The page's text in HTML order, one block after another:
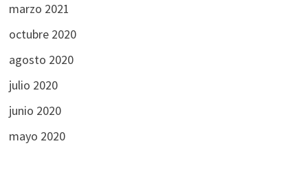
marzo 2021
octubre 2020
agosto 2020
julio 2020
junio 2020
mayo 2020